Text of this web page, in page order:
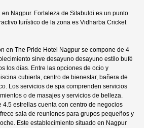
en Nagpur. Fortaleza de Sitabuldi es un punto
turístico de la zona es Vidharba Cricket
en The Pride Hotel Nagpur se compone de 4
sirve desayuno desayuno estilo bufé
los días. Entre las opciones de ocio y
cubierta, centro de bienestar, bañera de
Los servicios de spa comprenden servicios
o de masajes y servicios de belleza.
4.5 estrellas cuenta con centro de negocios
sala de reuniones para grupos pequeños y
Este establecimiento situado en Nagpur